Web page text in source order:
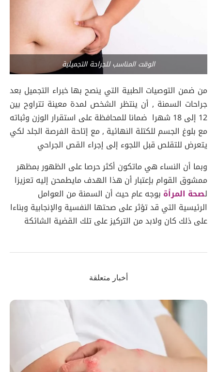
الوقت المناسب للجراحة التجميلية
من ضمن التوصيات الطبية التي ينصح بها خبراء التجميل بعد
جراحات السمنة , أن ينتظر الشخص لمدة معينة تتراوح بين
12 إلى 18 شهرا ضمانا للمحافظة على استقرار الوزن وثباته
مع بلوغ الجسم للكتلة النهائية , مع إتاحة الفرصة الجلد لكي
يتعرض للتقلص قبل اللجوء إلى إجراء القص الجراحي
وبما أن النساء هي ماتكون أكثر حرصا على الظهور بمظهر
ممشوق القوام بإعتبار أن هذا الهدف مايطمحن إليه تعزيزا
لصحة المرأة بوجه عام حيث أن السمنة من العوامل
الرئيسية التي قد تؤثر على صحتها النفسية والإنجابية وبناءا
على ذلك كان ولابد من التركيز على تلك القضية الشائكة
أخبار متعلقة